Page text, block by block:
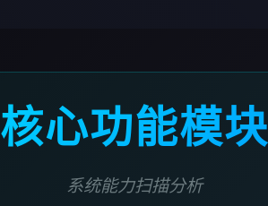
核心功能模块
系统能力扫描分析